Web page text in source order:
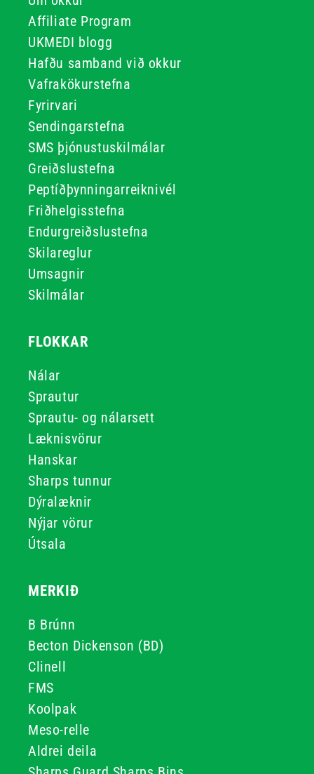
Affiliate Program
UKMEDI blogg
Hafðu samband við okkur
Vafrakökurstefna
Fyrirvari
Sendingarstefna
SMS þjónustuskilmálar
Greiðslustefna
Peptíðþynningarreiknivél
Friðhelgisstefna
Endurgreiðslustefna
Skilareglur
Umsagnir
Skilmálar
FLOKKAR
Nálar
Sprautur
Sprautu- og nálarsett
Læknisvörur
Hanskar
Sharps tunnur
Dýralæknir
Nýjar vörur
Útsala
MERKIÐ
B Brúnn
Becton Dickenson (BD)
Clinell
FMS
Koolpak
Meso-relle
Aldrei deila